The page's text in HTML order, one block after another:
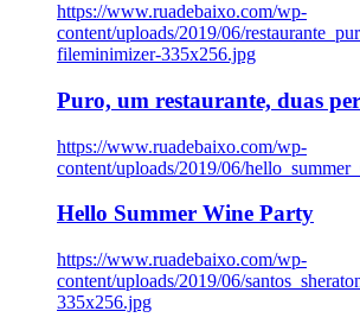
https://www.ruadebaixo.com/wp-
content/uploads/2019/06/
fileminimizer-335x256.jpg
Puro, um restaurante, duas
https://www.ruadebaixo.com/wp-
content/uploads/2019/06/
Hello Summer Wine Party
https://www.ruadebaixo.com/wp-
content/uploads/2019/06/
335x256.jpg